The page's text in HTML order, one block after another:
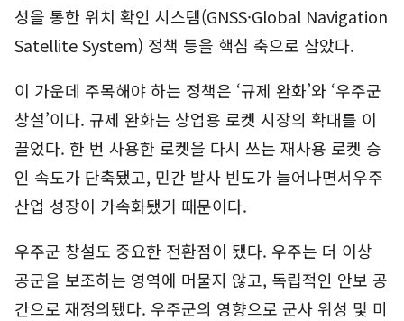
성을 통한 위치 확인 시스템(GNSS·Global Navigation
Satellite System) 정책 등을 핵심 축으로 삼았다.
이 가운데 주목해야 하는 정책은 ‘규제 완화’와 ‘우주군
창설’이다. 규제 완화는 상업용 로켓 시장의 확대를 이
끌었다. 한 번 사용한 로켓을 다시 쓰는 재사용 로켓 승
인 속도가 단축됐고, 민간 발사 빈도가 늘어나면서우주
산업 성장이 가속화됐기 때문이다.
우주군 창설도 중요한 전환점이 됐다. 우주는 더 이상
공군을 보조하는 영역에 머물지 않고, 독립적인 안보 공
간으로 재정의됐다. 우주군의 영향으로 군사 위성 및 미